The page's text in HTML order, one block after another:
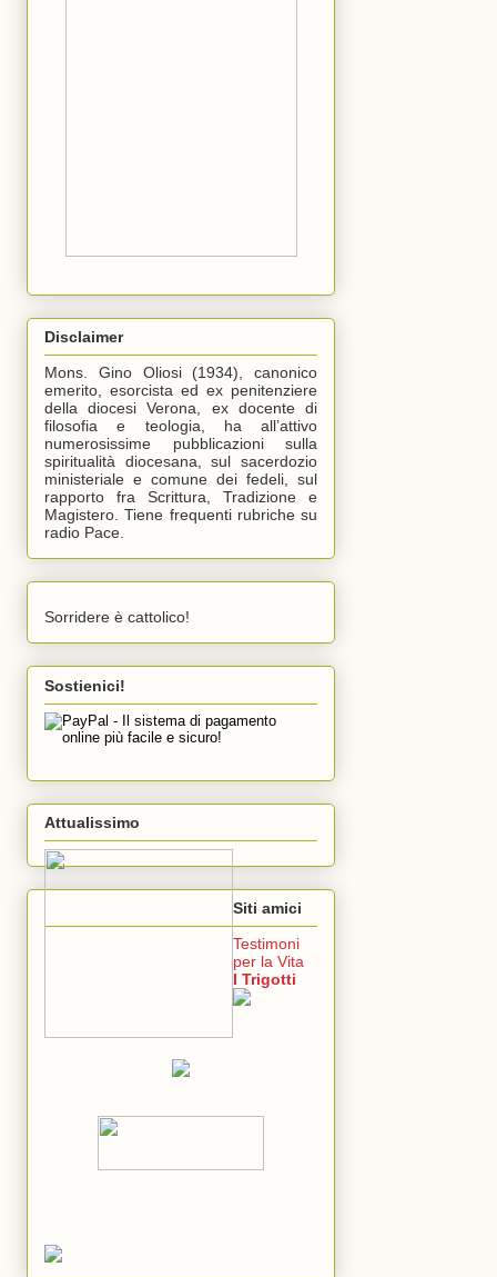
Disclaimer
Mons. Gino Oliosi (1934), canonico
emerito, esorcista ed ex penitenziere
della diocesi Verona, ex docente di
filosofia e teologia, ha all’attivo
numerosissime pubblicazioni sulla
spiritualità diocesana, sul sacerdozio
ministeriale e comune dei fedeli, sul
rapporto fra Scrittura, Tradizione e
Magistero. Tiene frequenti rubriche su
radio Pace.
Sorridere è cattolico!
Sostienici!
Attualissimo
Siti amici
Testimoni
per la Vita
I Trigotti